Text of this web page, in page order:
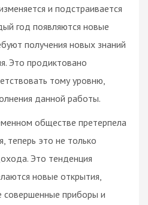
и подстраивается
год появляются новые
получения новых знаний
Это продиктовано
тому уровню,
данной работы.
обществе претерпела
теперь это не только
Это тенденция
новые открытия,
совершенные приборы и